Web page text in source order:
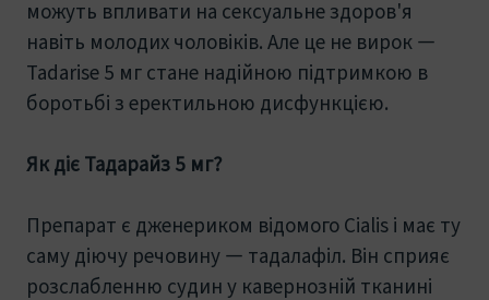
можуть впливати на сексуальне здоров'я
навіть молодих чоловіків. Але це не вирок —
Tadarise 5 мг стане надійною підтримкою в
боротьбі з еректильною дисфункцією.
Як діє Тадарайз 5 мг?
Препарат є дженериком відомого Cialis і має ту
саму діючу речовину — тадалафіл. Він сприяє
розслабленню судин у кавернозній тканині